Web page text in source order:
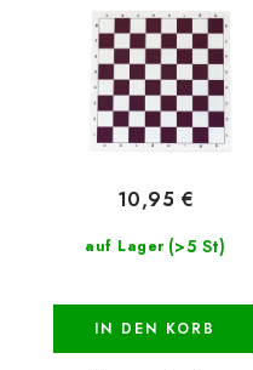
auf Lager (>5 St)
10,95 €
IN DEN KORB